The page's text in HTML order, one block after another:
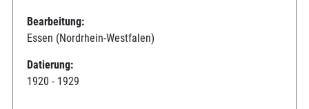
Bearbeitung:
Essen (Nordrhein-Westfalen)
Datierung:
1920 - 1929